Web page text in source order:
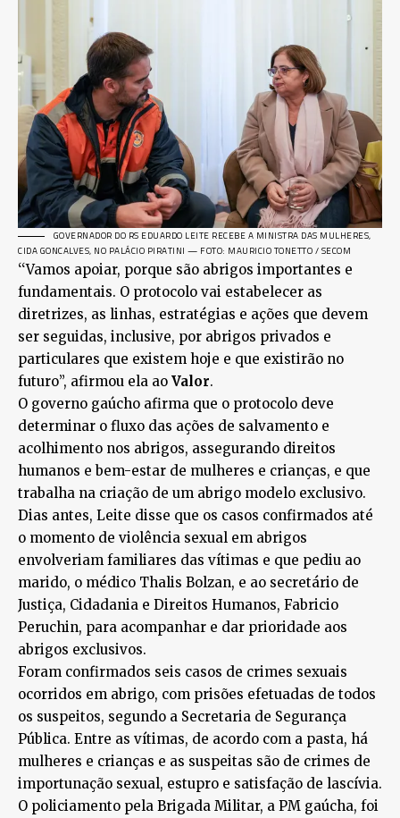
GOVERNADOR DO RS EDUARDO LEITE RECEBE A MINISTRA DAS MULHERES,
CIDA GONCALVES, NO PALÁCIO PIRATINI — FOTO: MAURICIO TONETTO / SECOM
‘‘Vamos apoiar, porque são abrigos importantes e
fundamentais. O protocolo vai estabelecer as
diretrizes, as linhas, estratégias e ações que devem
ser seguidas, inclusive, por abrigos privados e
particulares que existem hoje e que existirão no
futuro’’, afirmou ela ao Valor.
O governo gaúcho afirma que o protocolo deve
determinar o fluxo das ações de salvamento e
acolhimento nos abrigos, assegurando direitos
humanos e bem-estar de mulheres e crianças, e que
trabalha na criação de um abrigo modelo exclusivo.
Dias antes, Leite disse que os casos confirmados até
o momento de violência sexual em abrigos
envolveriam familiares das vítimas e que pediu ao
marido, o médico Thalis Bolzan, e ao secretário de
Justiça, Cidadania e Direitos Humanos, Fabricio
Peruchin, para acompanhar e dar prioridade aos
abrigos exclusivos.
Foram confirmados seis casos de crimes sexuais
ocorridos em abrigo, com prisões efetuadas de todos
os suspeitos, segundo a Secretaria de Segurança
Pública. Entre as vítimas, de acordo com a pasta, há
mulheres e crianças e as suspeitas são de crimes de
importunação sexual, estupro e satisfação de lascívia.
O policiamento pela Brigada Militar, a PM gaúcha, foi